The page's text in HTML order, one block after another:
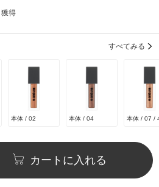
得
すべてみる
本体 / 02 本体 / 04 本体 / 07 /
カートに入れる